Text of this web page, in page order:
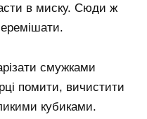
в миску. Сюди ж
смужками
помити, вичистити
кубиками.